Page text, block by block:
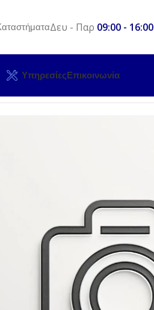
Δευ - Παρ 09:00 - 16:00
ΥπηρεσίεςΕπικοινωνία